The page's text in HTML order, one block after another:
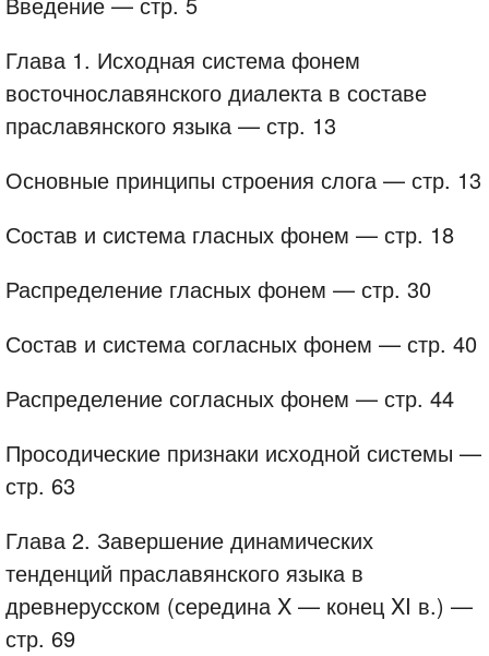
Глава 1. Исходная система фонем
восточнославянского диалекта в составе
праславянского языка — стр. 13
Основные принципы строения слога — стр. 13
Состав и система гласных фонем — стр. 18
Распределение гласных фонем — стр. 30
Состав и система согласных фонем — стр. 40
Распределение согласных фонем — стр. 44
Просодические признаки исходной системы —
стр. 63
Глава 2. Завершение динамических
тенденций праславянского языка в
древнерусском (середина X — конец XI в.) —
стр. 69